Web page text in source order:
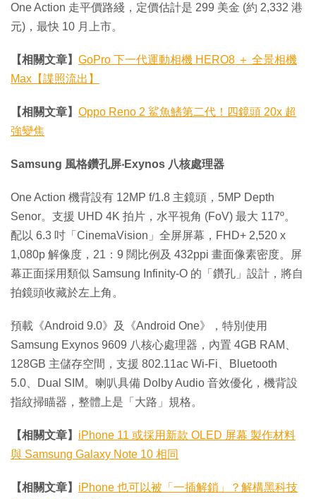
One Action 走平價路綫，定價估計是 299 美金 (約 2,332 港
元)，最快 10 月上市。
【相關文章】 GoPro 下一代運動相機 HERO8 ＋ 全景相機
Max【諜照流出】
【相關文章】 Oppo Reno 2 鯊魚鰭第二代！四鏡頭 20x 超
強變焦
Samsung 風格鑽孔屏‧Exynos 八核處理器
One Action 機背設有 12MP f/1.8 主鏡頭，5MP Depth
Senor。支援 UHD 4K 拍片，水平視角 (FoV) 最大 117º。
配以 6.3 吋「CinemaVision」全屏屏幕，FHD+ 2,520 x
1,080p 解像度，21：9 闊比例及 432ppi 畫面像素密度。屏
幕正面採用類似 Samsung Infinity-O 的「鑽孔」設計，將自
拍鏡頭收藏於左上角。
預載《Android 9.0》及《Android One》，特別使用
Samsung Exynos 9609 八核心處理器，內置 4GB RAM、
128GB 主儲存空間，支援 802.11ac Wi-Fi、Bluetooth
5.0、Dual SIM。喇叭具備 Dolby Audio 音效優化，機背設
指紋掃瞄器，整體上是「大路」規格。
【相關文章】 iPhone 11 或採用新款 OLED 屏幕 製作材料
與 Samsung Galaxy Note 10 相同
【相關文章】 iPhone 也可以被「一插解鎖」？解構黑科技